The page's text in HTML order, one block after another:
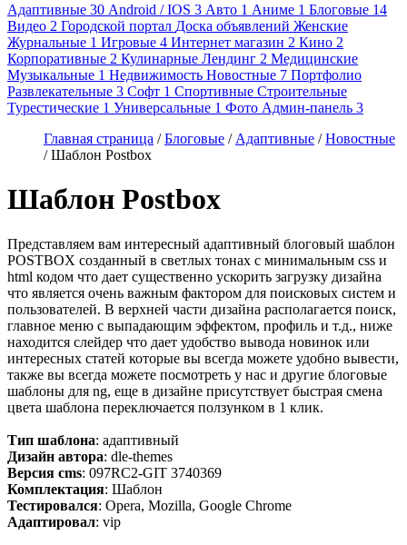
Адаптивные 30 Android / IOS 3 Авто 1 Аниме 1 Блоговые 14
Видео 2 Городской портал Доска объявлений Женские
Журнальные 1 Игровые 4 Интернет магазин 2 Кино 2
Корпоративные 2 Кулинарные Лендинг 2 Медицинские
Музыкальные 1 Недвижимость Новостные 7 Портфолио
Развлекательные 3 Софт 1 Спортивные Строительные
Турестические 1 Универсальные 1 Фото Админ-панель 3
Главная страница /Блоговые / Адаптивные /Новостные
/ Шаблон Postbox
Шаблон Postbox
Представляем вам интересный адаптивный блоговый шаблон
POSTBOX созданный в светлых тонах с минимальным css и
html кодом что дает существенно ускорить загрузку дизайна
что является очень важным фактором для поисковых систем и
пользователей. В верхней части дизайна располагается поиск,
главное меню с выпадающим эффектом, профиль и т.д., ниже
находится слейдер что дает удобство вывода новинок или
интересных статей которые вы всегда можете удобно вывести,
также вы всегда можете посмотреть у нас и другие блоговые
шаблоны для ng, еще в дизайне присутствует быстрая смена
цвета шаблона переключается ползунком в 1 клик.
Тип шаблона: адаптивный
Дизайн автора: dle-themes
Версия cms: 097RC2-GIT 3740369
Комплектация: Шаблон
Тестировался: Opera, Mozilla, Google Chrome
Адаптировал: vip